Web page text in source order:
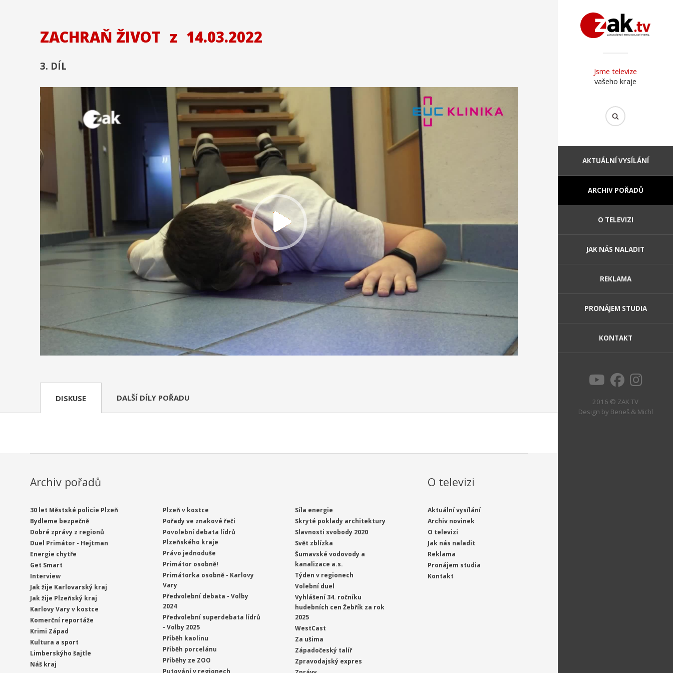
Jsme televize
vašeho kraje
AKTUÁLNÍ VYSÍLÁNÍ
ARCHIV POŘADŮ
O TELEVIZI
JAK NÁS NALADIT
REKLAMA
PRONÁJEM STUDIA
KONTAKT
2016 © ZAK TV
Design by Beneš & Michl
ZACHRAŇ ŽIVOT z 14.03.2022
3. DÍL
DISKUSE DALŠÍ DÍLY POŘADU
Archiv pořadů
30 let Městské policie Plzeň
Bydleme bezpečně
Dobré zprávy z regionů
Duel Primátor - Hejtman
Energie chytře
Get Smart
Interview
Jak žije Karlovarský kraj
Jak žije Plzeňský kraj
Karlovy Vary v kostce
Komerční reportáže
Krimi Západ
Kultura a sport
Limberskýho šajtle
Náš kraj
Plzeň v kostce
Pořady ve znakové řeči
Povolební debata lídrů
Plzeňského kraje
Právo jednoduše
Primátor osobně!
Primátorka osobně - Karlovy
Vary
Předvolební debata - Volby
2024
Předvolební superdebata lídrů
- Volby 2025
Příběh kaolinu
Příběh porcelánu
Příběhy ze ZOO
Síla energie
Skryté poklady architektury
Slavnosti svobody 2020
Svět zblízka
Šumavské vodovody a
kanalizace a.s.
Týden v regionech
Volební duel
Vyhlášení 34. ročníku
hudebních cen Žebřík za rok
2025
WestCast
Za ušima
Západočeský talíř
Zpravodajský expres
O televizi
Aktuální vysílání
Archiv novinek
O televizi
Jak nás naladit
Reklama
Pronájem studia
Kontakt